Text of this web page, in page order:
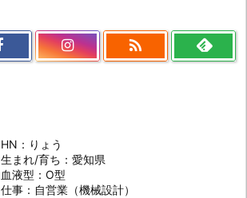

HN：りょう
生まれ/育ち：愛知県
血液型：O型
仕事：自営業（機械設計）